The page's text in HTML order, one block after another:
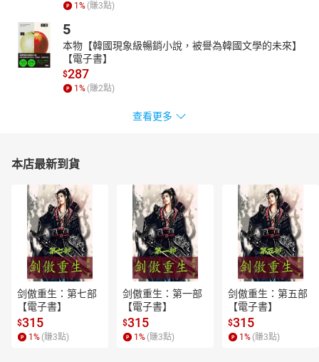
1 % (賺3點)
5
本物【韓國現象級暢銷小說，被譽為韓國文學的未來】
【電子書】
$287
1 % (賺2點)
查看更多
本店最新到貨
剑傲重生：第七部
【電子書】
$315
1% (賺3點)
剑傲重生：第一部
【電子書】
$315
1% (賺3點)
剑傲重生：第五部
【電子書】
$315
1% (賺3點)